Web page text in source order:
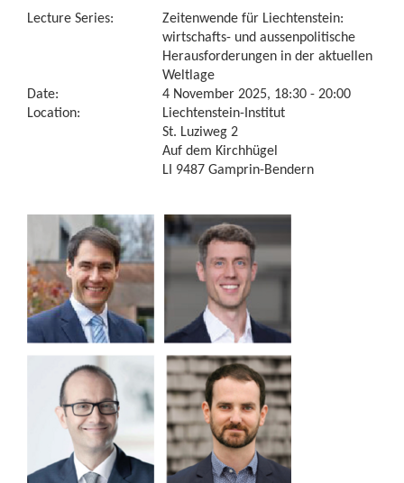
Lecture Series:
Zeitenwende für Liechtenstein:
wirtschafts- und aussenpolitische
Herausforderungen in der aktuellen
Weltlage
Date:
4 November 2025, 18:30 - 20:00
Location:
Liechtenstein-Institut
St. Luziweg 2
Auf dem Kirchhügel
LI 9487 Gamprin-Bendern